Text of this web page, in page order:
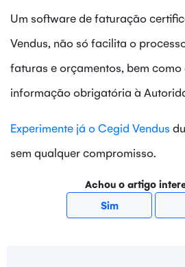
Um software de faturação
Vendus, não só facilita o
faturas e orçamentos, bem como
informação obrigatória à
Experimente já o Cegid Vendus
sem qualquer compromisso.
Achou o artigo
Sim